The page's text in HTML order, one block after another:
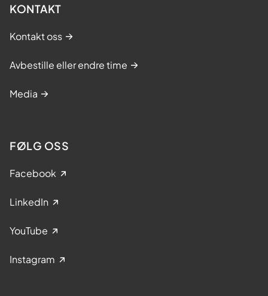
KONTAKT
Kontakt oss
Avbestille eller endre time
Media
FØLG OSS
Facebook
LinkedIn
YouTube
Instagram